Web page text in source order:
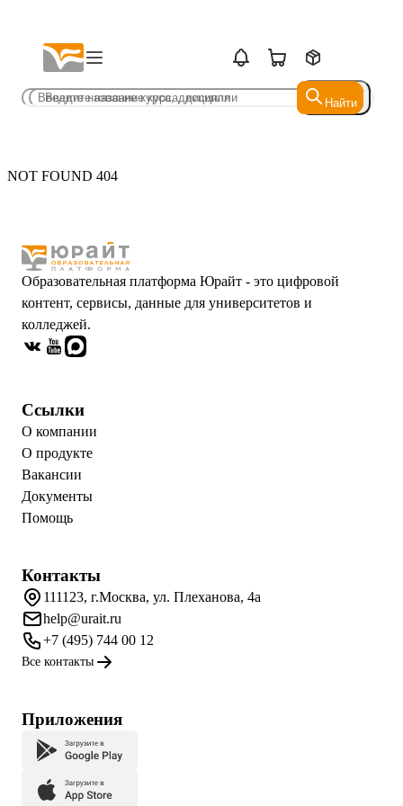
Найти
Найти
NOT FOUND 404
Образовательная платформа Юрайт - это цифровой
контент, сервисы, данные для университетов и
колледжей.
Ссылки
О компании
О продукте
Вакансии
Документы
Помощь
Контакты
111123, г.Москва, ул. Плеханова, 4а
help@urait.ru
+7 (495) 744 00 12
Все контакты
Приложения